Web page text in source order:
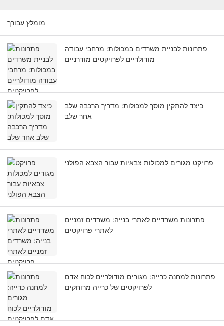
מומלץ עבורך
פתרונות לבניית משרדים במכולות: מרחבי עבודה
מודולריים לפרויקטים מודרניים
כיצד להתקין מוסך למכולות: מדריך הרכבה שלב
אחר שלב
פרויקט מגורים למכולות צבאיות עבור הצבא הפולני
פתרונות משרדיים לאתרי בנייה: משרדים זמניים
לאתרי פרויקטים
פתרונות למחנה כרייה: מגורים מודולריים לכוח אדם
לפרויקטים של כרייה מרוחקים